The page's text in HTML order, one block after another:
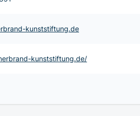
kunststiftung.de
kunststiftung.de/